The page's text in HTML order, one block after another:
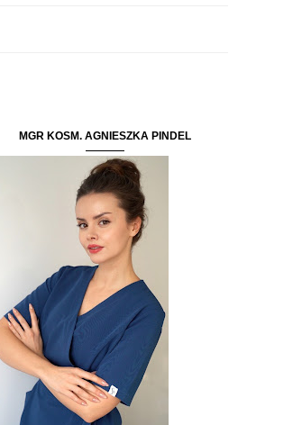
MGR KOSM. AGNIESZKA PINDEL